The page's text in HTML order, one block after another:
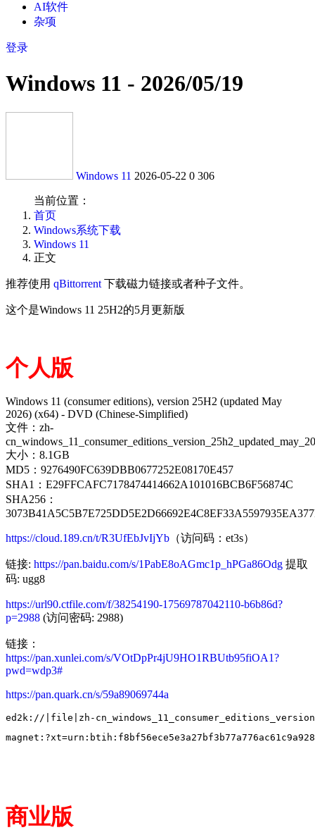
AI软件
杂项
登录
Windows 11 - 2026/05/19
Windows 11 2026-05-22 0 306
当前位置：
首页
Windows系统下载
Windows 11
正文
推荐使用 qBittorrent 下载磁力链接或者种子文件。
这个是Windows 11 25H2的5月更新版
个人版
Windows 11 (consumer editions), version 25H2 (updated May
2026) (x64) - DVD (Chinese-Simplified)
文件：zh-
大小：8.1GB
MD5：9276490FC639DBB0677252E08170E457
SHA1：E29FFCAFC7178474414662A101016BCB6F56874C
SHA256：
https://cloud.189.cn/t/R3UfEbJvIjYb （访问码：et3s）
链接: https://pan.baidu.com/s/1PabE8oAGmc1p_hPGa86Odg 提取
码: ugg8
https://url90.ctfile.com/f/38254190-17569787042110-b6b86d?
p=2988 (访问密码: 2988)
链接：
https://pan.xunlei.com/s/VOtDpPr4jU9HO1RBUtb95fiOA1?
pwd=wdp3#
https://pan.quark.cn/s/59a89069744a
商业版